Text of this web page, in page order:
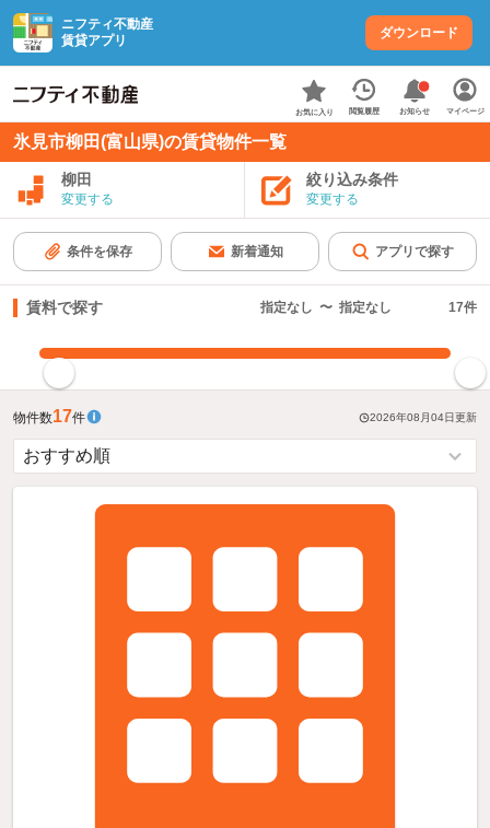
ニフティ不動産
賃貸アプリ
ダウンロード
お気に入り 閲覧履歴 お知らせ マイページ
氷見市柳田(富山県)の賃貸物件一覧
柳田
変更する
絞り込み条件
変更する
条件を保存 新着通知 アプリで探す
賃料で探す 指定なし 〜 指定なし 17件
物件数17件 2026年08月04日更新